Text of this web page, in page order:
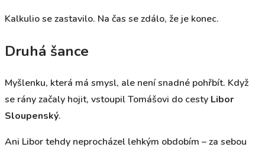
Kalkulio se zastavilo. Na čas se zdálo, že je konec.
Druhá šance
Myšlenku, která má smysl, ale není snadné pohřbít. Když
se rány začaly hojit, vstoupil Tomášovi do cesty Libor
Sloupenský.
Ani Libor tehdy neprocházel lehkým obdobím – za sebou